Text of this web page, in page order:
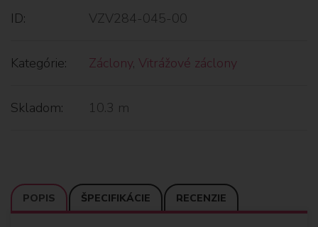
ID: VZV284-045-00
Kategórie: Záclony, Vitrážové záclony
Skladom: 10.3 m
POPIS ŠPECIFIKÁCIE RECENZIE